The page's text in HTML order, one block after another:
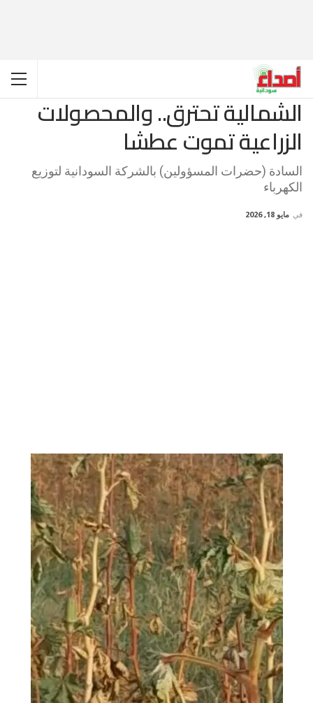
الشمالية تحترق.. والمحصولات
الزراعية تموت عطشا
السادة (حضرات المسؤولين) بالشركة السودانية لتوزيع
الكهرباء
في مايو 18, 2026